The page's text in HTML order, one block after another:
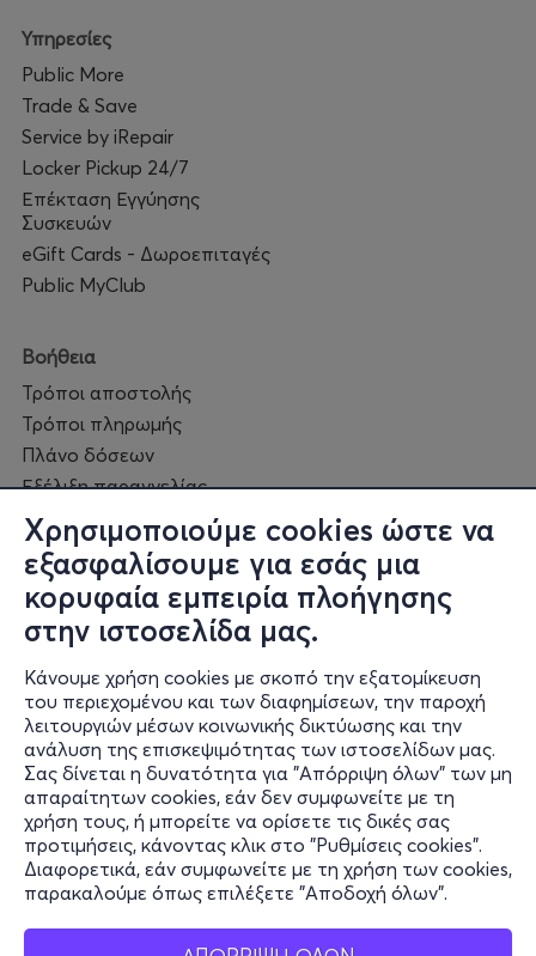
Χρησιμοποιούμε cookies ώστε να
εξασφαλίσουμε για εσάς μια
κορυφαία εμπειρία πλοήγησης
στην ιστοσελίδα μας.
Κάνουμε χρήση cookies με σκοπό την εξατομίκευση
του περιεχομένου και των διαφημίσεων, την παροχή
λειτουργιών μέσων κοινωνικής δικτύωσης και την
ανάλυση της επισκεψιμότητας των ιστοσελίδων μας.
Σας δίνεται η δυνατότητα για "Απόρριψη όλων" των μη
απαραίτητων cookies, εάν δεν συμφωνείτε με τη
χρήση τους, ή μπορείτε να ορίσετε τις δικές σας
προτιμήσεις, κάνοντας κλικ στο "Ρυθμίσεις cookies".
Διαφορετικά, εάν συμφωνείτε με τη χρήση των cookies,
παρακαλούμε όπως επιλέξετε "Αποδοχή όλων".
Υπηρεσίες
Public More
Trade & Save
Service by iRepair
Locker Pickup 24/7
Επέκταση Εγγύησης
Συσκευών
eGift Cards - Δωροεπιταγές
Public MyClub
Βοήθεια
Τρόποι αποστολής
Τρόποι πληρωμής
Πλάνο δόσεων
Εξέλιξη παραγγελίας
Πορεία επισκευής
Συχνές ερωτήσεις και
επικοινωνία
Ο online κόσμος μας
Public GR
Public CY
Publicbusiness.gr
Public + home
Book Friends
Public Blog
Η Spotify Λίστα μας